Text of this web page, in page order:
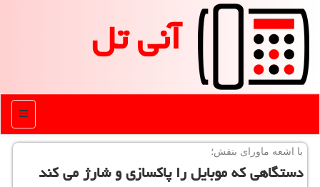
آنی تل
منو
با اشعه ماورای بنفش؛
دستگاهی كه موبایل را پاكسازی و شارژ می كند